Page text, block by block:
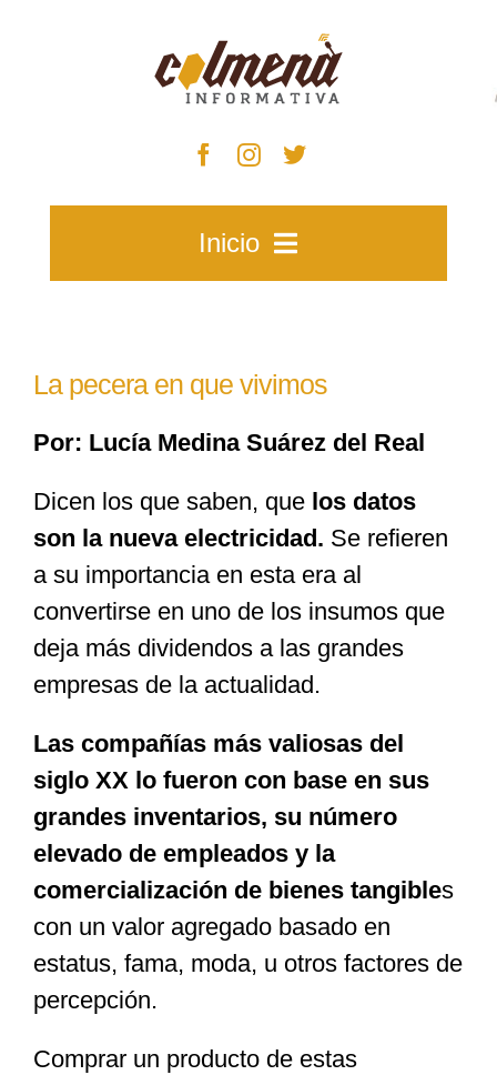
Inicio
Municipios
Especiales
Nacional
Cultura
Nosotros
La pecera en que vivimos
Por: Lucía Medina Suárez del Real
Dicen los que saben, que los datos
son la nueva electricidad. Se refieren
a su importancia en esta era al
convertirse en uno de los insumos que
deja más dividendos a las grandes
empresas de la actualidad.
Las compañías más valiosas del
siglo XX lo fueron con base en sus
grandes inventarios, su número
elevado de empleados y la
comercialización de bienes tangibles
con un valor agregado basado en
estatus, fama, moda, u otros factores de
percepción.
Comprar un producto de estas